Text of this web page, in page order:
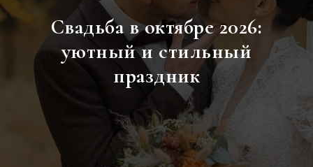
Свадьба в октябре 2026:
уютный и стильный
праздник